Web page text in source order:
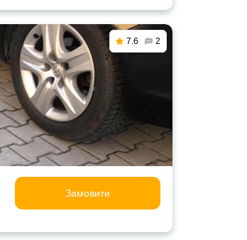
7.6 2
Замовити